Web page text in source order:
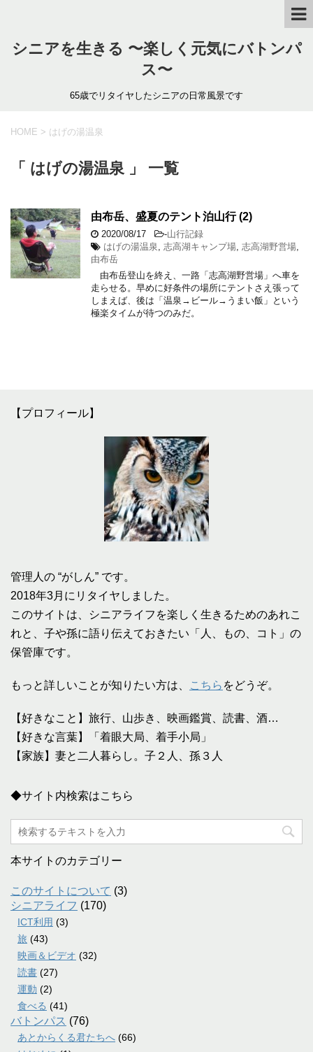
シニアを生きる 〜楽しく元気にバトンパ
ス〜
65歳でリタイヤしたシニアの日常風景です
HOME > はげの湯温泉
「 はげの湯温泉 」 一覧
由布岳、盛夏のテント泊山行 (2)
2020/08/17 -山行記録
はげの湯温泉
志高湖キャンプ場 志高湖野営場
由布岳
由布岳登山を終え、一路「志高湖野営場」へ車を
走らせる。早めに好条件の場所にテントさえ張って
しまえば、後は「温泉→ビール→うまい飯」という
極楽タイムが待つのみだ。
【プロフィール】
管理人の “がしん” です。
2018年3月にリタイヤしました。
このサイトは、シニアライフを楽しく生きるためのあれこ
れと、子や孫に語り伝えておきたい「人、もの、コト」の
保管庫です。
もっと詳しいことが知りたい方は、 こちら をどうぞ。
【好きなこと】旅行、山歩き、映画鑑賞、読書、酒…
【好きな言葉】「着眼大局、着手小局」
【家族】妻と二人暮らし。子２人、孫３人
◆サイト内検索はこちら
本サイトのカテゴリー
このサイトについて (3)
シニアライフ (170)
ICT利用 (3)
旅 (43)
映画＆ビデオ (32)
読書 (27)
運動 (2)
食べる (41)
バトンパス (76)
あとからくる君たちへ (66)